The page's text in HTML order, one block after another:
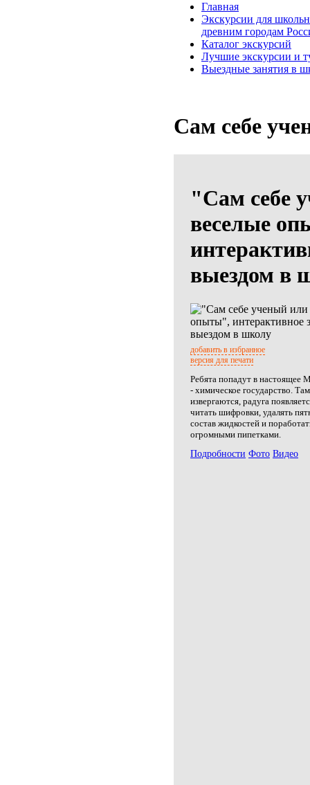
Главная
Экскурсии для
древним городам
Каталог экскурсий
Лучшие экскурсии и
Выездные занятия в
Сам себе
"Сам себе
веселые
выездом в
добавить в избранное
версия для печати
Ребята попадут в настоящее
- химическое государство.
извергаются, радуга
читать шифровки, удалять
состав жидкостей и
огромными пипетками.
Подробности Фото Видео